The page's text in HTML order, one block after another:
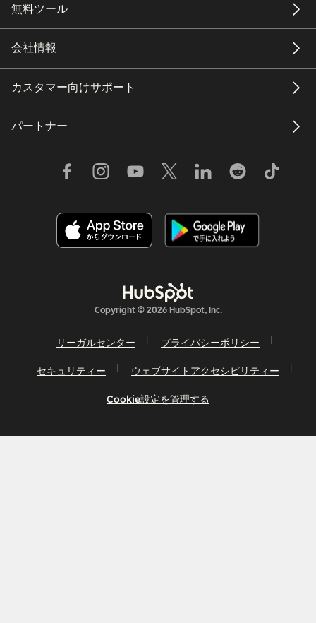
無料ツール
会社情報
カスタマー向けサポート
パートナー
Copyright © 2026 HubSpot, Inc.
リーガルセンター プライバシーポリシー
セキュリティー ウェブサイトアクセシビリティー
Cookie設定を管理する